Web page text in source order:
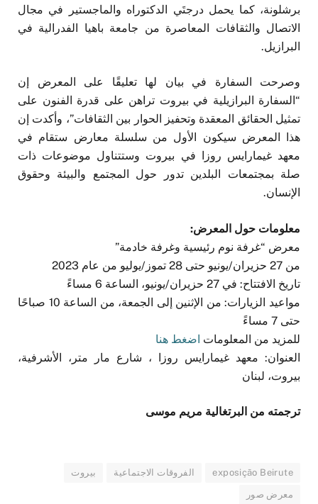
برشلونة، كما يحمل درجتَي الدكتوراه والماجستير في مجال
الاتصال والثقافات المعاصرة من جامعة باهيا الفدرالية في
البرازيل.
وصرحت السفارة في بيان لها تعليقًا على المعرض إن
“السفارة البرازيلية في بيروت تراهن على قدرة الفنون على
تمثيل الحقائق المعقدة وتحفيز الحوار بين الثقافات”، وأكدت إن
هذا المعرض سيكون الأول من سلسلة معارض ستقام في
معهد غيمارايس روزا في بيروت وستتناول موضوعات ذات
صلة بمجتمعات البلدين تدور حول المجتمع والبيئة وحقوق
الإنسان.
معلومات حول المعرض:
معرض “غرفة نوم رئيسية وغرفة خادمة”
من 27 حزيران/يونيو حتى 28 تموز/يوليو من عام 2023
تاريخ الافتتاح: في 27 حزيران/يونيو، الساعة 6 مساءً
مواعيد الزيارات: من الإثنين إلى الجمعة، من الساعة 10 صباحًا
حتى 7 مساءً
للمزيد من المعلومات اضغط هنا
العنوان: معهد غيمارايس روزا ، شارع مار متر، الأشرفية،
بيروت، لبنان
ترجمته من البرتغالية مريم موسى
exposição Beirute الفروقات الاجتماعية بيروت
معرض صور